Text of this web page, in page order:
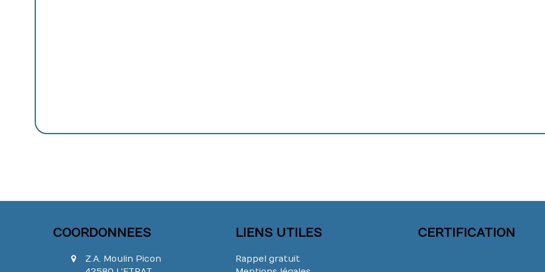
COORDONNEES
Z.A. Moulin Picon
LIENS UTILES
Rappel gratuit
CERTIFICATION